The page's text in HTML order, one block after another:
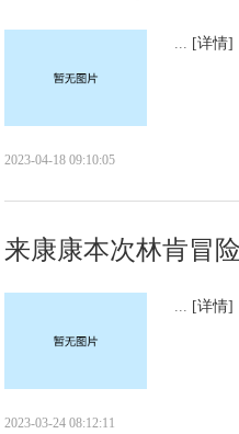
... [详情]
2023-04-18 09:10:05
来康康本次林肯冒
... [详情]
2023-03-24 08:12:11